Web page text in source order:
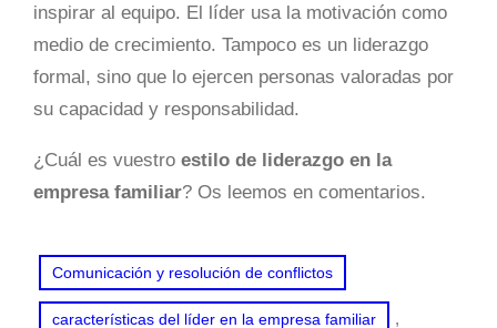
inspirar al equipo. El líder usa la motivación como
medio de crecimiento. Tampoco es un liderazgo
formal, sino que lo ejercen personas valoradas por
su capacidad y responsabilidad.
¿Cuál es vuestro estilo de liderazgo en la
empresa familiar? Os leemos en comentarios.
Comunicación y resolución de conflictos
características del líder en la empresa familiar ,